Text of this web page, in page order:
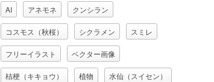
AI アネモネ クンシラン
コスモス（秋桜） シクラメン スミレ
フリーイラスト ベクター画像
桔梗（キキョウ） 植物 水仙（スイセン）